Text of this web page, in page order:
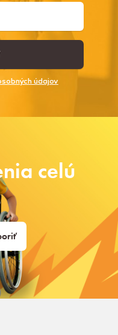
údajov
celú